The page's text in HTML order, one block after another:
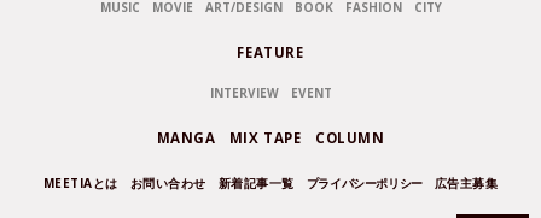
MUSIC MOVIE ART/DESIGN BOOK FASHION CITY
FEATURE
INTERVIEW EVENT
MANGA MIX TAPE COLUMN
MEETIAとは お問い合わせ 新着記事一覧 プライバシーポリシー 広告主募集